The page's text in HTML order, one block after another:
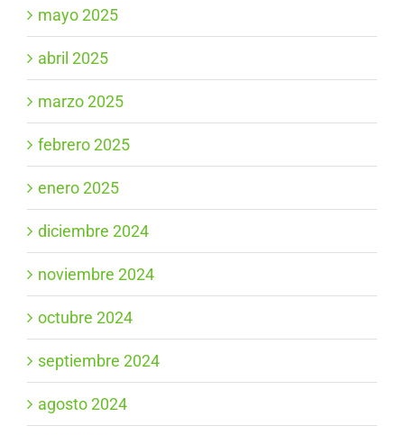
mayo 2025
abril 2025
marzo 2025
febrero 2025
enero 2025
diciembre 2024
noviembre 2024
octubre 2024
septiembre 2024
agosto 2024